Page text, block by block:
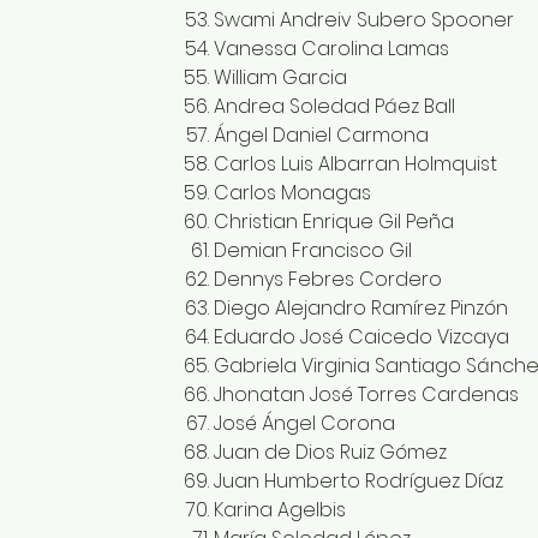
Swami Andreiv Subero Spooner
Vanessa Carolina Lamas
William Garcia
Andrea Soledad Páez Ball
Ángel Daniel Carmona
Carlos Luis Albarran Holmquist
Carlos Monagas
Christian Enrique Gil Peña
Demian Francisco Gil
Dennys Febres Cordero
Diego Alejandro Ramírez Pinzón
Eduardo José Caicedo Vizcaya
Gabriela Virginia Santiago
Jhonatan José Torres Cardenas
José Ángel Corona
Juan de Dios Ruiz Gómez
Juan Humberto Rodríguez Díaz
Karina Agelbis